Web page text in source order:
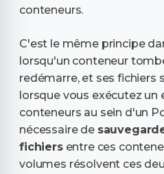
conteneurs.
C'est le même principe
lorsqu'un conteneur
redémarre, et ses fichiers
lorsque vous exécutez un
conteneurs au sein d'un
nécessaire de
fichiersentre ces
volumes résolvent ces